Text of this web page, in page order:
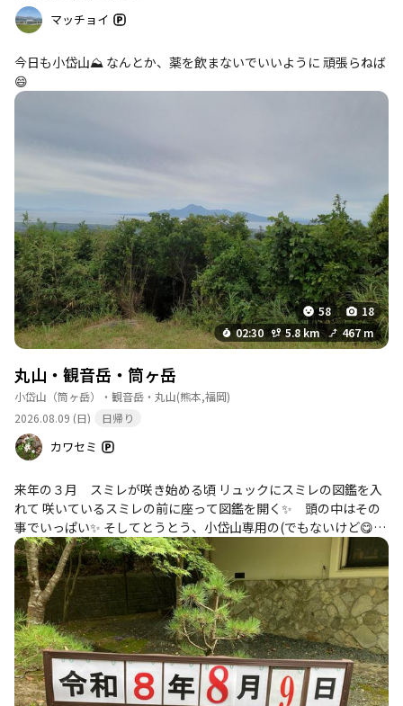
マッチョイ
今日も小岱山⛰️ なんとか、薬を飲まないでいいように 頑張らねば
😄
58
18
02:30
5.8 km 467 m
丸山・観音岳・筒ヶ岳
小岱山（筒ヶ岳）・観音岳・丸山(熊本,福岡)
2026.08.09 (日)
日帰り
カワセミ
来年の３月 スミレが咲き始める頃 リュックにスミレの図鑑を入
れて 咲いているスミレの前に座って図鑑を開く✨ 頭の中はその
事でいっぱい✨ そしてとうとう、小岱山専用の(でもないけど😋
💦)靴とバックパックを購入 今日は新しい靴を履いて楽しく小岱山
を歩きました🍀😆🍀 小岱山🗻164回目✨